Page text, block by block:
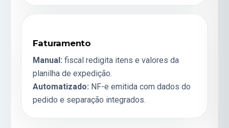
Faturamento
Manual: fiscal redigita itens e valores da
planilha de expedição.
Automatizado: NF-e emitida com dados do
pedido e separação integrados.